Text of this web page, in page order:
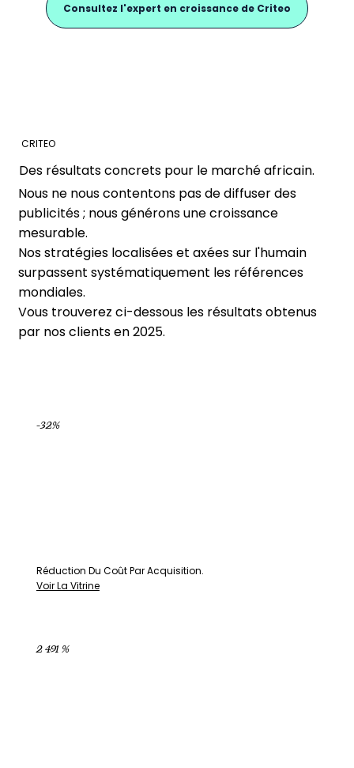
CRITEO
Des résultats concrets pour le marché africain.
Nous ne nous contentons pas de diffuser des
publicités ; nous générons une croissance
mesurable.
Nos stratégies localisées et axées sur l'humain
surpassent systématiquement les références
mondiales.
Vous trouverez ci-dessous les résultats obtenus
par nos clients en 2025.
-32%
Réduction Du Coût Par Acquisition.
Voir La Vitrine
2 491 %
Consultez l'expert en croissance de Criteo